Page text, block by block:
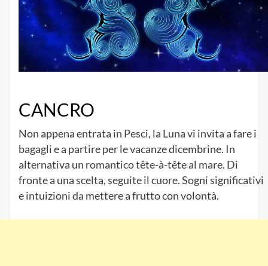
CANCRO
Non appena entrata in Pesci, la Luna vi invita a fare i
bagagli e a partire per le vacanze dicembrine. In
alternativa un romantico tête-à-tête al mare. Di
fronte a una scelta, seguite il cuore. Sogni significativi
e intuizioni da mettere a frutto con volontà.